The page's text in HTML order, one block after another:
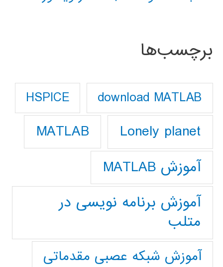
برچسب‌ها
download MATLAB
HSPICE
Lonely planet
MATLAB
آموزش MATLAB
آموزش برنامه نویسی در
متلب
آموزش شبکه عصبی مقدماتی